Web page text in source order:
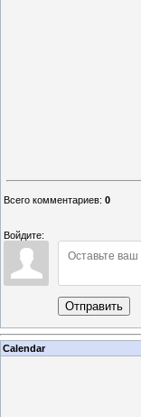
Всего комментариев: 0
Войдите:
Отправить
Calendar